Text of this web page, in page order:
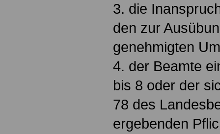
3. die
den zur
genehmigten
4. der Beamte
bis 8 oder der
78 des
ergebenden